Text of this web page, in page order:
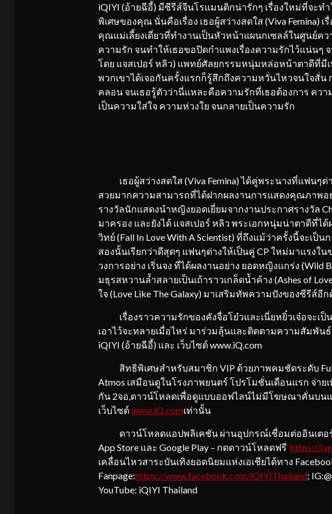
iQIYI (อ้ายฉีอี้) มีซีรีส์จีนโรแมนติกน่ารักๆ เรื่องใหม่ที่จะ
พิเศษของคุณ นั่นคือเรื่อง เธอผู้สว่างสดใส (Viva Femina)
คุณแม่เลี้ยงเดี่ยวที่ทำงานเป็นหัวหน้าแผนกเซลล์ในศูนย์ค
ความรัก จนทำให้เธอขอปิดกำแพงเรื่องความรักไว้แน่นๆ
โดย แจสเปอร์ หลิว) แพทย์ศัลยกรรมหนุ่มหล่อหน้าตาดีที่มี
พวกเขาได้เจอกันครั้งแรกก็รู้สึกถึงความหวั่นไหวจนใจสั่น
คลอน จนเธอรู้ตัวว่านี่แหละคือความรักที่เธอต้องการ คว
เป็นความใส่ใจ ความห่วงใย จนกลายเป็นความรัก
เธอผู้สว่างสดใส (Viva Femina) ได้คู่พระนางที่แฟนๆต่า
สวยมากความสามารถที่ได้ฝากผลงานการแสดงคุณภาพอย่
รางวัลนักแสดงนำหญิงยอดเยี่ยมจากงานประกาศรางวัล
มาครอง และยังได้ แจสเปอร์ หลิว พระเอกหนุ่มน่าตาดีที่ไ
วิทย์ (Fall In Love With A Scientist) ที่ถึงแม้ว่าครั้งนี้จะเ
สองนั้นเรียกว่าดีสุดๆ แฟนๆต่างให้เป็นคู่ CP ใหม่มาแรง
วงการอย่าง เริ่นจง ที่ได้ผลงานอย่าง ยอดหญิงแกร่ง (Wild
มธุรสหวานล้ำสลายเป็นเถ้าราวเกล็ดน้ำค้าง (Ashes of
ใจ (Love Like The Galaxy) มาเสริมทัพความปังของซีรีส์อีก
เรื่องราวความรักของคังจื่อโย๋วและเนี่ยหยิ๋วเจ๋อจะเป็
เอาไว้จะทลายเมื่อไหร่ มาร่วมลุ้นและติดตามความสัมพัน
iQIYI (อ้ายฉีอี้) และ เว็บไซต์ www.iQ.com
สิทธิพิเศษสำหรับสมาชิก VIP ด้วยภาพคมชัดระดับ Full
Atmos เสมือนดูในโรงภาพยนตร์ โปรโมชั่นเดือนแรก จ่าย
กัน 2จอ,ดาวน์โหลดเพื่อดูแบบออฟไลน์ไม่มีโฆษณาคั่นบนแ
เว็บไซต์www.iQ.comเท่านั้น
ดาวน์โหลดแอปพลิเคชัน ผ่านอุปกรณ์เชื่อมต่ออินเตอร์
App Store และ Google Play – กดดาวน์โหลดฟรี https://
เคลื่อนไหวสาระบันเทิงยอดนิยมแห่งเอเชียได้ทาง
Fanpage:https://www.facebook.com/iQIYIThailand;
YouTube: iQIYI Thailand